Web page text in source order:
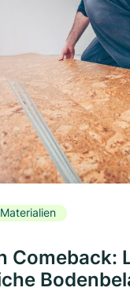
Comeback: